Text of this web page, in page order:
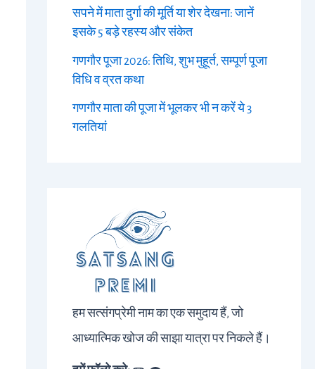
सपने में माता दुर्गा की मूर्ति या शेर देखना: जानें
इसके 5 बड़े रहस्य और संकेत
गणगौर पूजा 2026: तिथि, शुभ मुहूर्त, सम्पूर्ण पूजा
विधि व व्रत कथा
गणगौर माता की पूजा में भूलकर भी न करें ये 3
गलतियां
हम सत्संगप्रेमी नाम का एक समुदाय हैं, जो
आध्यात्मिक खोज की साझा यात्रा पर निकले हैं।